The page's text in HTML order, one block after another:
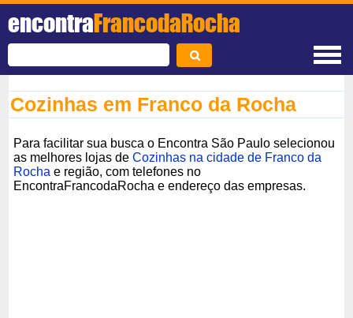
encontraFrancodaRocha
Cozinhas em Franco da Rocha
Para facilitar sua busca o Encontra São Paulo selecionou
as melhores lojas deCozinhas na cidade de Franco da
Rocha e região, com telefones no
EncontraFrancodaRocha e endereço das empresas.